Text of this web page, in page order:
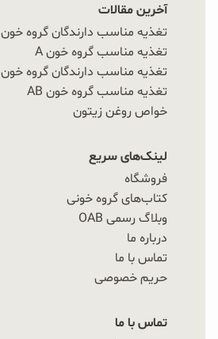
آخرین مقالات
تغذیه مناسب دارندگان گروه خون B
تغذیه مناسب گروه خون A
تغذیه مناسب دارندگان گروه خون O
تغذیه مناسب گروه خون AB
خواص روغن زیتون
لینک‌های سریع
فروشگاه
کتاب‌های گروه خونی
وبلاگ رسمی OAB
درباره ما
تماس با ما
حریم خصوصی
تماس با ما